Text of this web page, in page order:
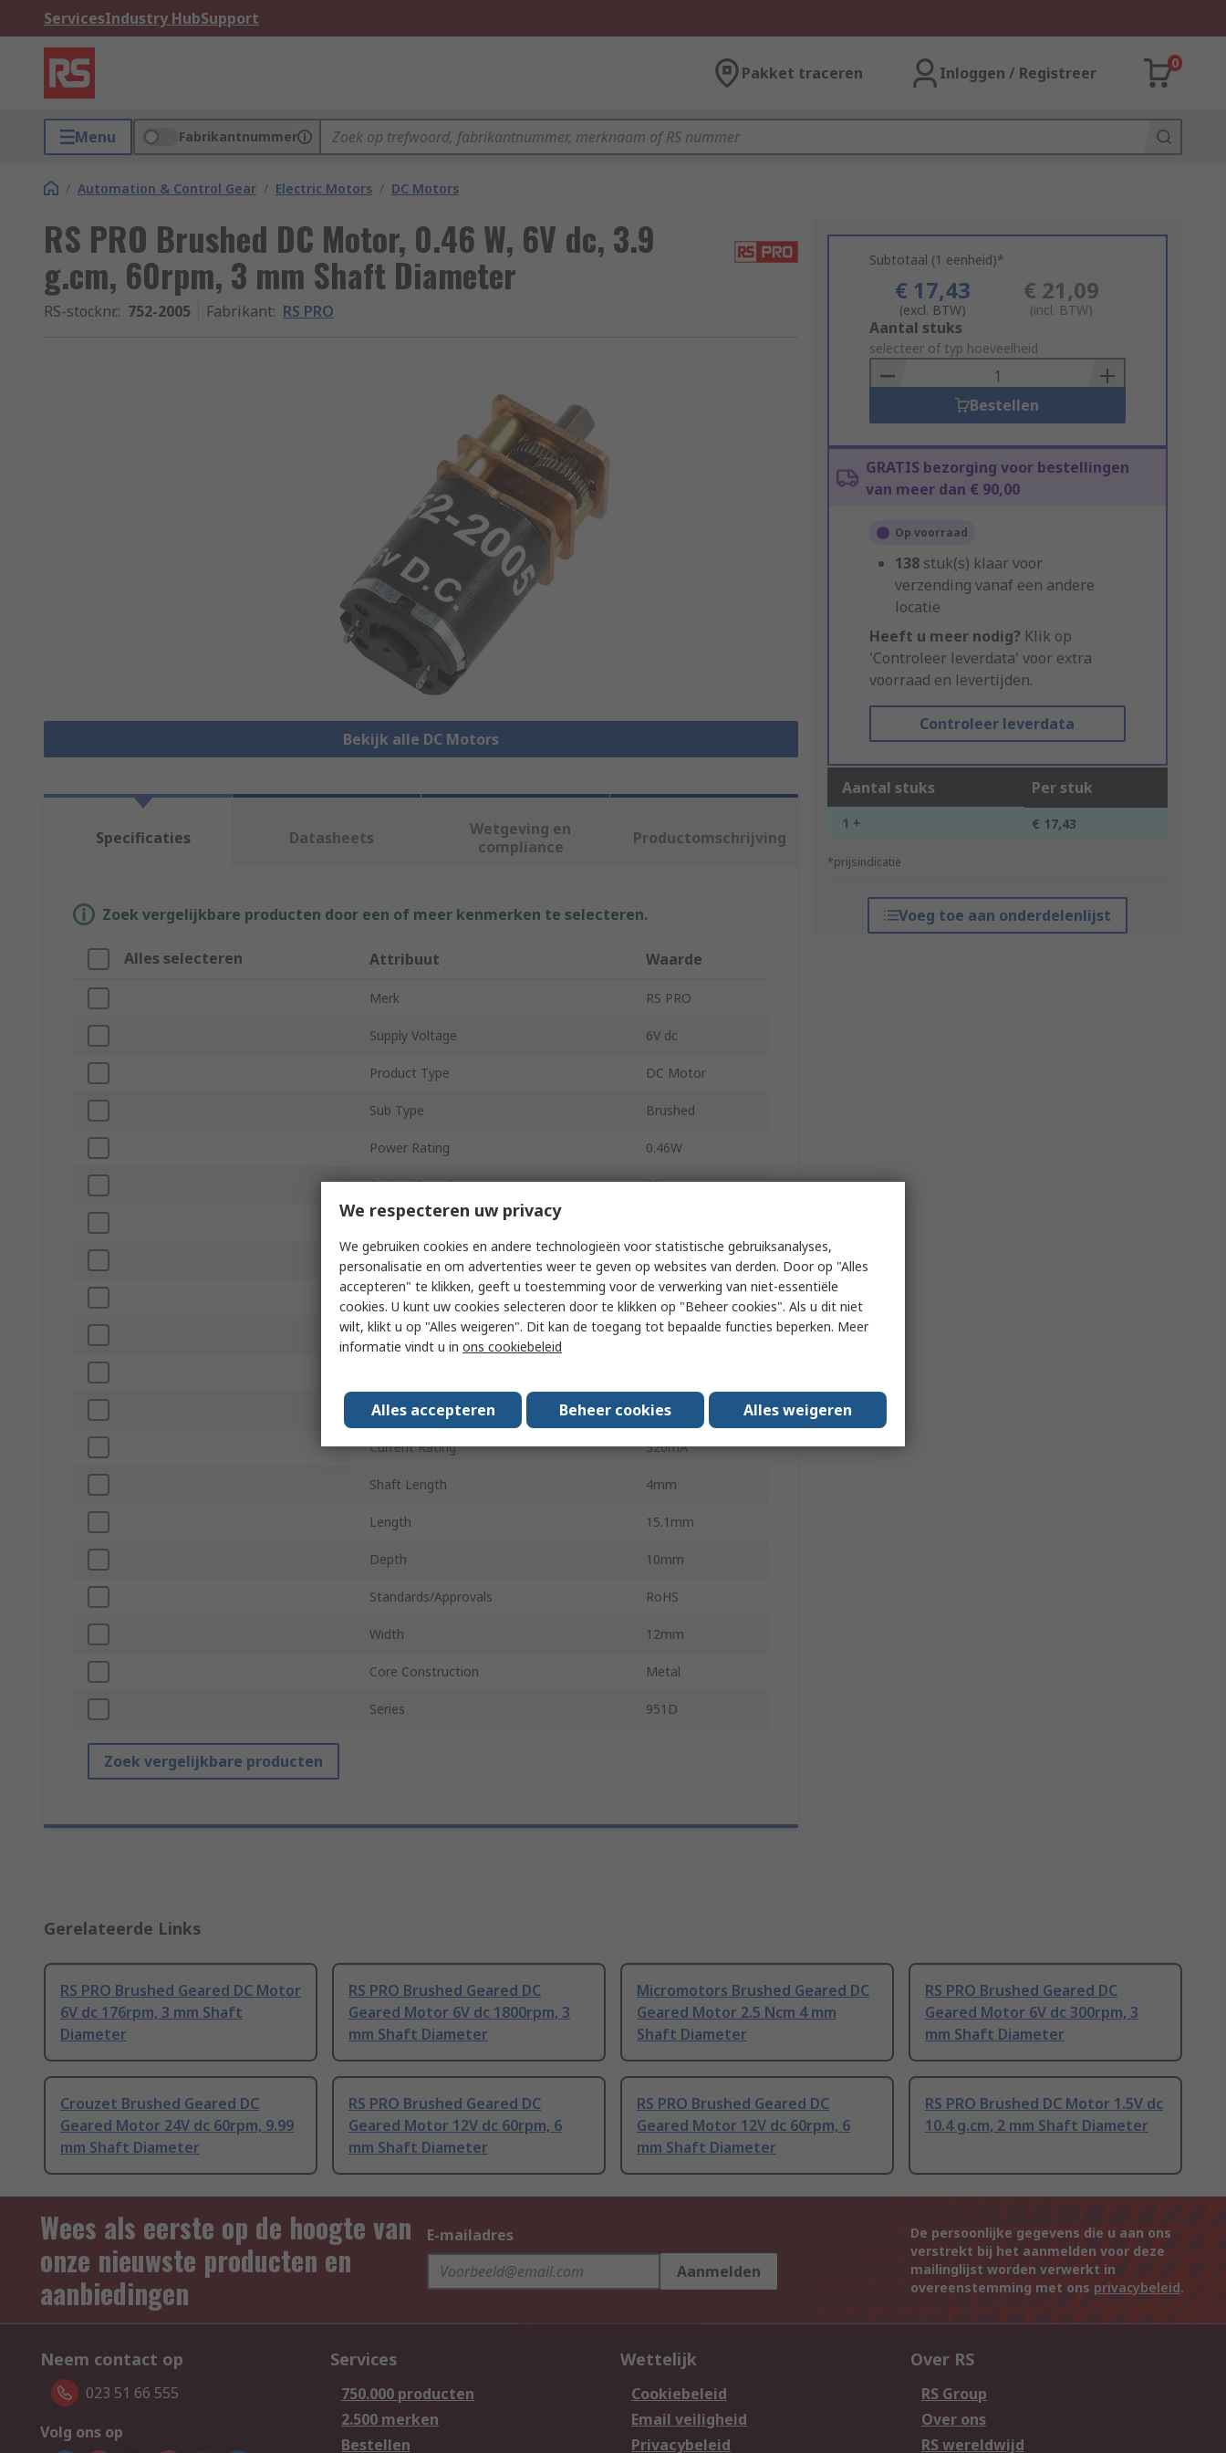
ServicesIndustry HubSupport
Pakket traceren Inloggen / Registreer
0
Menu Fabrikantnummer
/ Automation & Control Gear / Electric Motors / DC Motors
RS PRO Brushed DC Motor, 0.46 W, 6V dc, 3.9
g.cm, 60rpm, 3 mm Shaft Diameter
RS-stocknr.: 752-2005 Fabrikant: RS PRO
Bekijk alle DC Motors
Subtotaal (1 eenheid)*
€ 17,43
(excl. BTW)
€ 21,09
(incl. BTW)
Add
to
Basket
Aantal stuks
selecteer of typ hoeveelheid
Bestellen
GRATIS bezorging voor bestellingen
van meer dan € 90,00
Op voorraad
138 stuk(s) klaar voor
verzending vanaf een andere
locatie
Heeft u meer nodig? Klik op
'Controleer leverdata' voor extra
voorraad en levertijden.
Controleer leverdata
Aantal stuks Per stuk
1 + € 17,43
*prijsindicatie
Voeg toe aan onderdelenlijst
Specificaties Datasheets
Wetgeving en
compliance
Productomschrijving
Zoek vergelijkbare producten door een of meer kenmerken te selecteren.
Alles selecteren Attribuut Waarde
Merk RS PRO
Supply Voltage 6V dc
Product Type DC Motor
Sub Type Brushed
Power Rating 0.46W
Output Speed 60rpm
Shaft Diameter
Mount Type Screw
Maximum Output Torque
Gearhead Type Spur
Material Plastic
Current Rating 320mA
Shaft Length 4mm
Length 15.1mm
Depth 10mm
Standards/Approvals RoHS
Width 12mm
Core Construction Metal
Series 951D
Zoek vergelijkbare producten
Gerelateerde Links
RS PRO Brushed Geared DC Motor
6V dc 176rpm, 3 mm Shaft
Diameter
RS PRO Brushed Geared DC
Geared Motor 6V dc 1800rpm, 3
mm Shaft Diameter
Micromotors Brushed Geared DC
Geared Motor 2.5 Ncm 4 mm
Shaft Diameter
RS PRO Brushed Geared DC
Geared Motor 6V dc 300rpm, 3
mm Shaft Diameter
Crouzet Brushed Geared DC
Geared Motor 24V dc 60rpm, 9.99
mm Shaft Diameter
RS PRO Brushed Geared DC
Geared Motor 12V dc 60rpm, 6
mm Shaft Diameter
RS PRO Brushed Geared DC
Geared Motor 12V dc 60rpm, 6
mm Shaft Diameter
RS PRO Brushed DC Motor 1.5V dc
10.4 g.cm, 2 mm Shaft Diameter
Wees als eerste op de hoogte van
onze nieuwste producten en
aanbiedingen
E-mailadres
Aanmelden
De persoonlijke gegevens die u aan ons
verstrekt bij het aanmelden voor deze
mailinglijst worden verwerkt in
overeenstemming met ons privacybeleid.
Neem contact op
023 51 66 555
Volg ons op
Services
750.000 producten
2.500 merken
Bestellen
Wettelijk
Cookiebeleid
Email veiligheid
Privacybeleid
Over RS
RS Group
Over ons
RS wereldwijd
We respecteren uw privacy
We gebruiken cookies en andere technologieën voor statistische gebruiksanalyses,
personalisatie en om advertenties weer te geven op websites van derden. Door op "Alles
accepteren" te klikken, geeft u toestemming voor de verwerking van niet-essentiële
cookies. U kunt uw cookies selecteren door te klikken op "Beheer cookies". Als u dit niet
wilt, klikt u op "Alles weigeren". Dit kan de toegang tot bepaalde functies beperken. Meer
informatie vindt u in ons cookiebeleid
Alles accepteren Beheer cookies Alles weigeren